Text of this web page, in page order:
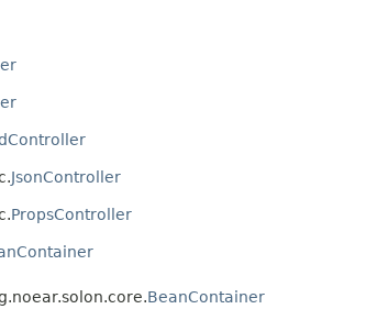
JsonController
PropsController
BeanContainer